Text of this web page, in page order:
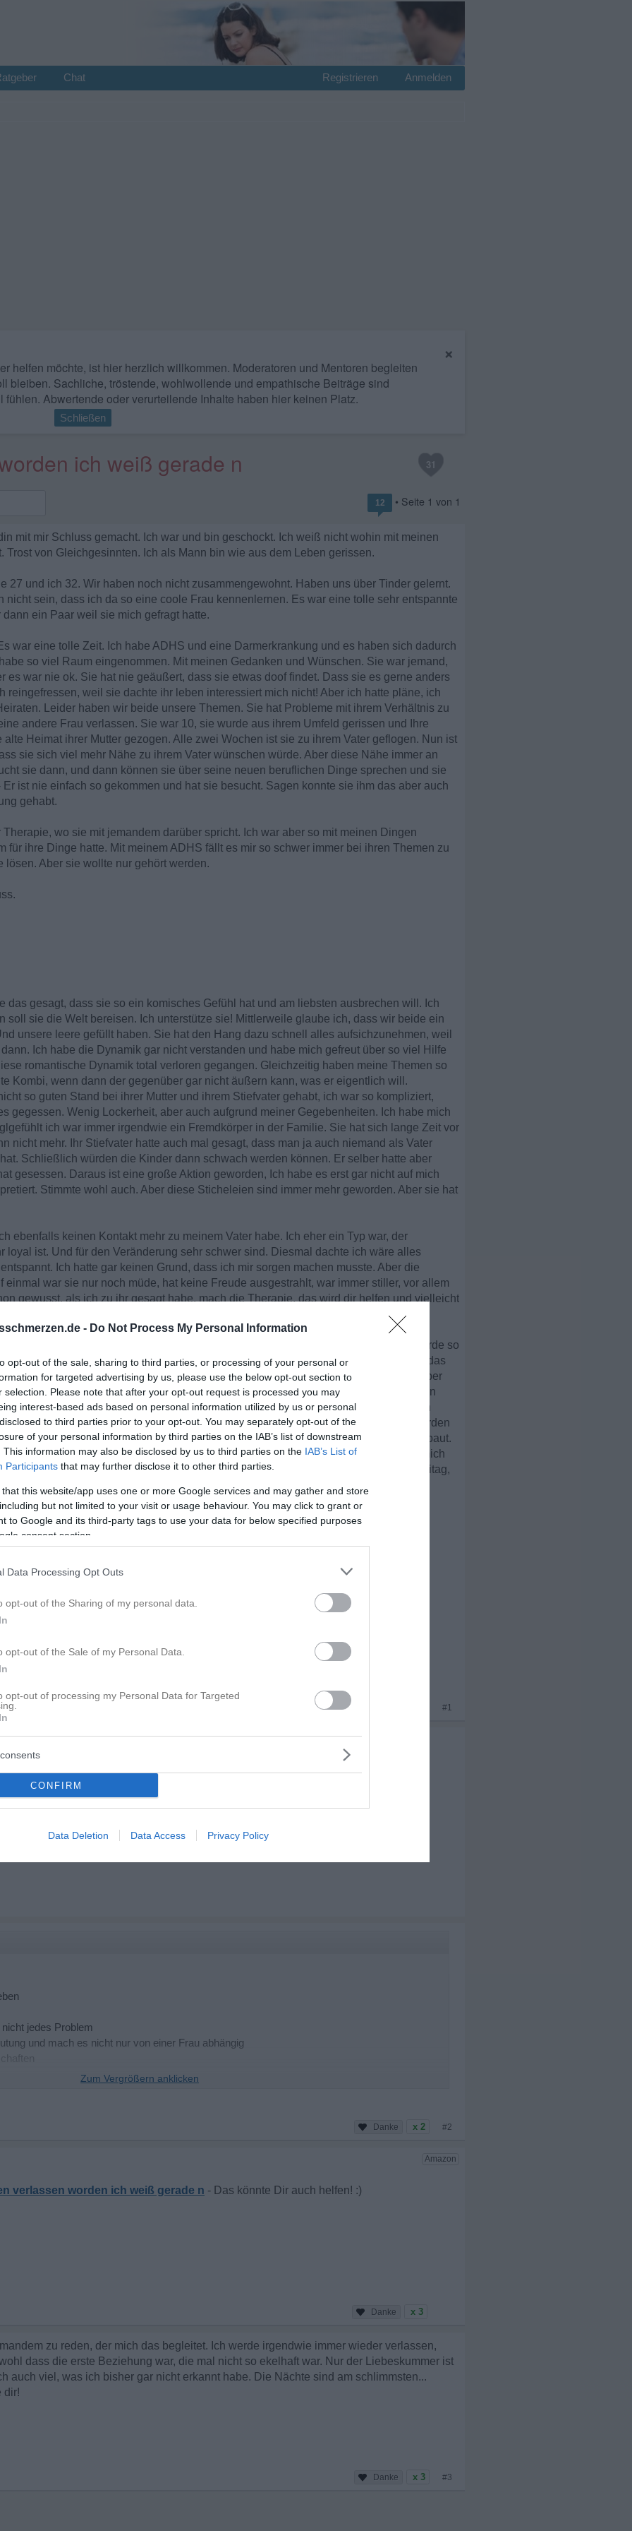
- Do Not Process My Personal Information
opt-out of the sale, sharing to third parties, or processing of your personal or
for targeted advertising by us, please use the below opt-out section to
selection. Please note that after your opt-out request is processed you may
interest-based ads based on personal information utilized by us or personal
to third parties prior to your opt-out. You may separately opt-out of the
of your personal information by third parties on the IAB’s list of downstream
This information may also be disclosed by us to third parties on the IAB’s List of
Participants that may further disclose it to other third parties.
that this website/app uses one or more Google services and may gather and store
but not limited to your visit or usage behaviour. You may click to grant or
to Google and its third-party tags to use your data for below specified purposes
consent section.
Data Processing Opt Outs
opt-out of the Sharing of my personal data.
opt-out of the Sale of my Personal Data.
opt-out of processing my Personal Data for Targeted
CONFIRM
Data Deletion Data Access Privacy Policy
Chat Anmelden
Registrieren
×
helfen möchte, ist hier herzlich willkommen. Moderatoren und Mentoren begleiten
bleiben. Sachliche, tröstende, wohlwollende und empathische Beiträge sind
Abwertende oder verurteilende Inhalte haben hier keinen Platz.
Schließen
31
ich weiß gerade n
12 • Seite 1 von 1
mit mir Schluss gemacht. Ich war und bin geschockt. Ich weiß nicht wohin mit meinen
Trost von Gleichgesinnten. Ich als Mann bin wie aus dem Leben gerissen.
27 und ich 32. Wir haben noch nicht zusammengewohnt. Haben uns über Tinder gelernt.
nicht sein, dass ich da so eine coole Frau kennenlernen. Es war eine tolle sehr entspannte
ein Paar weil sie mich gefragt hatte.
war eine tolle Zeit. Ich habe ADHS und eine Darmerkrankung und es haben sich dadurch
so viel Raum eingenommen. Mit meinen Gedanken und Wünschen. Sie war jemand,
es war nie ok. Sie hat nie geäußert, dass sie etwas doof findet. Dass sie es gerne anders
reingefressen, weil sie dachte ihr leben interessiert mich nicht! Aber ich hatte pläne, ich
Leider haben wir beide unsere Themen. Sie hat Probleme mit ihrem Verhältnis zu
andere Frau verlassen. Sie war 10, sie wurde aus ihrem Umfeld gerissen und Ihre
Heimat ihrer Mutter gezogen. Alle zwei Wochen ist sie zu ihrem Vater geflogen. Nun ist
sie sich viel mehr Nähe zu ihrem Vater wünschen würde. Aber diese Nähe immer an
sie dann, und dann können sie über seine neuen beruflichen Dinge sprechen und sie
ist nie einfach so gekommen und hat sie besucht. Sagen konnte sie ihm das aber auch
gehabt.
wo sie mit jemandem darüber spricht. Ich war aber so mit meinen Dingen
für ihre Dinge hatte. Mit meinem ADHS fällt es mir so schwer immer bei ihren Themen zu
lösen. Aber sie wollte nur gehört werden.
das gesagt, dass sie so ein komisches Gefühl hat und am liebsten ausbrechen will. Ich
soll sie die Welt bereisen. Ich unterstütze sie! Mittlerweile glaube ich, dass wir beide ein
unsere leere gefüllt haben. Sie hat den Hang dazu schnell alles aufsichzunehmen, weil
Ich habe die Dynamik gar nicht verstanden und habe mich gefreut über so viel Hilfe
romantische Dynamik total verloren gegangen. Gleichzeitig haben meine Themen so
Kombi, wenn dann der gegenüber gar nicht äußern kann, was er eigentlich will.
so guten Stand bei ihrer Mutter und ihrem Stiefvater gehabt, ich war so kompliziert,
gegessen. Wenig Lockerheit, aber auch aufgrund meiner Gegebenheiten. Ich habe mich
ich war immer irgendwie ein Fremdkörper in der Familie. Sie hat sich lange Zeit vor
nicht mehr. Ihr Stiefvater hatte auch mal gesagt, dass man ja auch niemand als Vater
Schließlich würden die Kinder dann schwach werden können. Er selber hatte aber
gesessen. Daraus ist eine große Aktion geworden, Ich habe es erst gar nicht auf mich
Stimmte wohl auch. Aber diese Sticheleien sind immer mehr geworden. Aber sie hat
ebenfalls keinen Kontakt mehr zu meinem Vater habe. Ich eher ein Typ war, der
loyal ist. Und für den Veränderung sehr schwer sind. Diesmal dachte ich wäre alles
Ich hatte gar keinen Grund, dass ich mir sorgen machen musste. Aber die
einmal war sie nur noch müde, hat keine Freude ausgestrahlt, war immer stiller, vor allem
gewusst, als ich zu ihr gesagt habe, mach die Therapie, das wird dir helfen und vielleicht
schreibe, aber gerade kann ich meinen Tag nicht mehr ordentlich bestreiten. Ich wurde so
sie mich ablehnt. Jetzt fühle die größte Trauer meines Lebens, ich will am liebsten das
werde ich nicht. Ich dachte wir stehen das zusammen durch. Ich war mir so sicher, aber
meistens in absolut guten Phasen formuliert. Wenn es dann aber schwerer wird, dann
war fair, sie war nie fies, oder ekelhaft. Aber ich hätte mir gewünscht, dass wir daran
sie Schluss gemacht über Pfingsten in den Bergen mit ihren Mädels. Naja, die werden
haben. nach 2 Wochen Nichtsehen, hat sich bei mir schon Sehnsucht aufgebaut.
nie geschrieben. Sie hat mir jeden Morgen und Abend geschrieben. Ich wollte mich
hatte aber schon ein komisches Gefühl. Dann als wir uns sehen, am letzten Freitag,
sie ist nicht mehr Glücklich. Vorbei. Alle Sachen hatte sie schon mit. Alles!
ich bald einfach sterben. Ein Teil von mir stirbt auch.
nicht jedes Problem
und mach es nicht nur von einer Frau abhängig
und entscheide mehr aus dem Bauch. (Kein Kopf)
#1
jedes Problem
und mach es nicht nur von einer Frau abhängig
und entscheide mehr aus dem Bauch. (Kein Kopf)
x 2 #2
verlassen worden ich weiß gerade n
x 3
zu reden, der mich das begleitet. Ich werde irgendwie immer wieder verlassen,
dass die erste Beziehung war, die mal nicht so ekelhaft war. Nur der Liebeskummer ist
auch viel, was ich bisher gar nicht erkannt habe. Die Nächte sind am schlimmsten...
dir!
x 3 #3